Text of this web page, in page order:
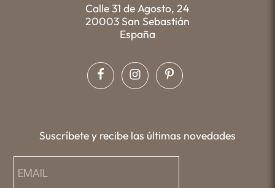
Calle 31 de Agosto, 24
20003 San Sebastián
España
Suscríbete y recibe las últimas novedades